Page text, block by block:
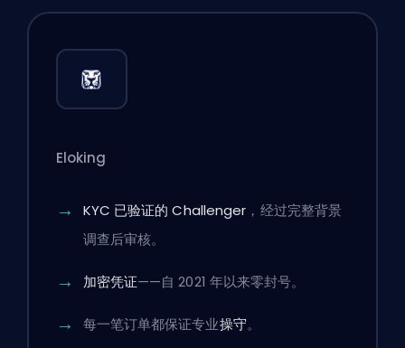
Eloking
KYC 已验证的 Challenger ，经过完整背景
调查后审核。
加密凭证——自 2021 年以来零封号。
每一笔订单都保证专业操守。